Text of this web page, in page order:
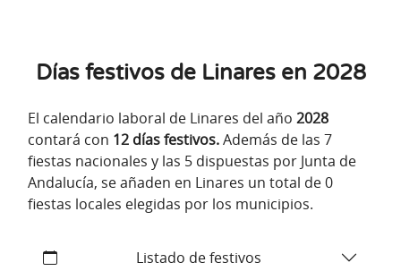
Días festivos de Linares en 2028
El calendario laboral de Linares del año 2028
contará con 12 días festivos.Además de las 7
fiestas nacionales y las 5 dispuestas por Junta de
Andalucía, se añaden en Linares un total de 0
fiestas locales elegidas por los municipios.
Listado de festivos